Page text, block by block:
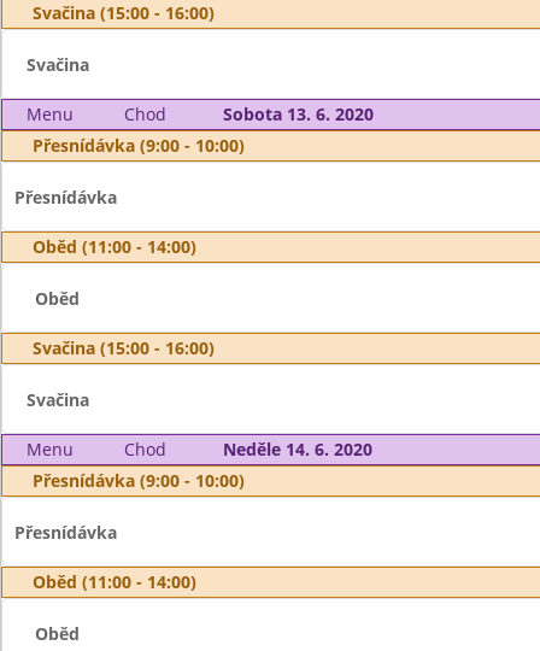
Svačina (15:00 - 16:00)
Svačina
Menu Chod
Sobota 13. 6. 2020
Přesnídávka (9:00 - 10:00)
Přesnídávka
Oběd (11:00 - 14:00)
Oběd
Svačina (15:00 - 16:00)
Svačina
Menu Chod
Neděle 14. 6. 2020
Přesnídávka (9:00 - 10:00)
Přesnídávka
Oběd (11:00 - 14:00)
Oběd